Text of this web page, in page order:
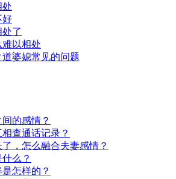
处
好
了
以相处
婆媳常见的问题
的感情？
查通话记录？
，怎么融合夫妻感情？
么？
怎样的？